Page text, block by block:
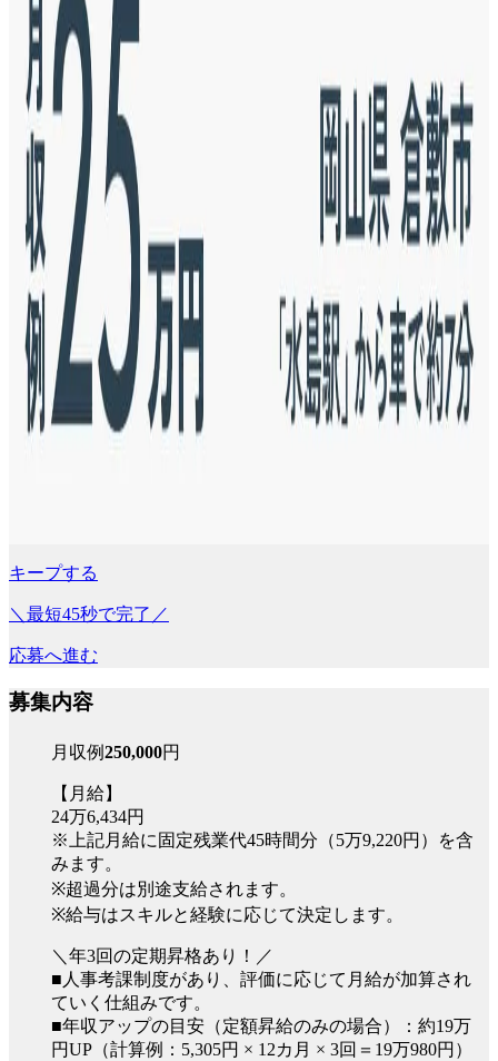
キープする
＼最短45秒で完了／
応募へ進む
募集内容
月収例250,000円
【月給】
24万6,434円
※上記月給に固定残業代45時間分（5万9,220円）を含
みます。
※超過分は別途支給されます。
※給与はスキルと経験に応じて決定します。
＼年3回の定期昇格あり！／
■人事考課制度があり、評価に応じて月給が加算され
ていく仕組みです。
■年収アップの目安（定額昇給のみの場合）：約19万
円UP（計算例：5,305円 × 12カ月 × 3回＝19万980円）